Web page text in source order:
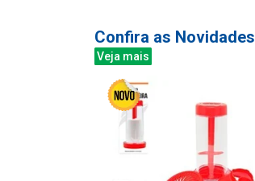
Confira as Novidades
Veja mais